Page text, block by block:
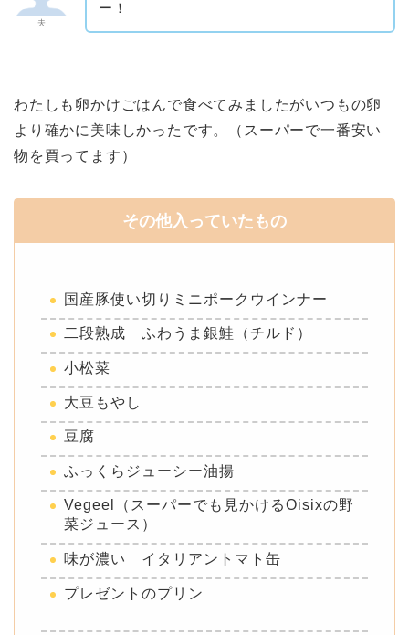
夫
ー！
わたしも卵かけごはんで食べてみましたがいつもの卵
より確かに美味しかったです。（スーパーで一番安い
物を買ってます）
その他入っていたもの
国産豚使い切りミニポークウインナー
二段熟成 ふわうま銀鮭（チルド）
小松菜
大豆もやし
豆腐
ふっくらジューシー油揚
Vegeel（スーパーでも見かけるOisixの野
菜ジュース）
味が濃い イタリアントマト缶
プレゼントのプリン